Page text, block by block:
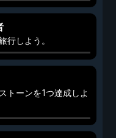
行しよう。
トーンを1つ達成しよ